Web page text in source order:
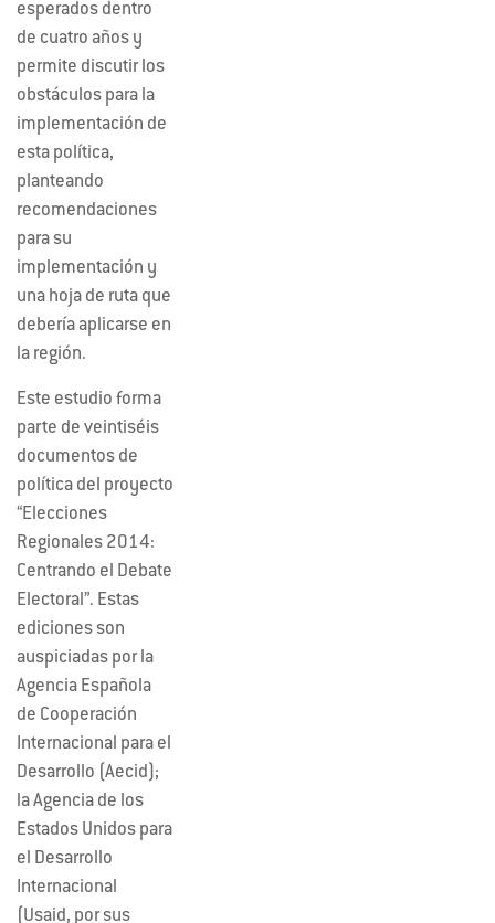
esperados dentro
de cuatro años y
permite discutir los
obstáculos para la
implementación de
esta política,
planteando
recomendaciones
para su
implementación y
una hoja de ruta que
debería aplicarse en
la región.
Este estudio forma
parte de veintiséis
documentos de
política del proyecto
“Elecciones
Regionales 2014:
Centrando el Debate
Electoral”. Estas
ediciones son
auspiciadas por la
Agencia Española
de Cooperación
Internacional para el
Desarrollo (Aecid);
la Agencia de los
Estados Unidos para
el Desarrollo
Internacional
(Usaid, por sus